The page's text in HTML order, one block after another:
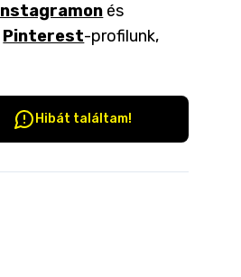
és
Pinterest-profilunk,
Hibát találtam!